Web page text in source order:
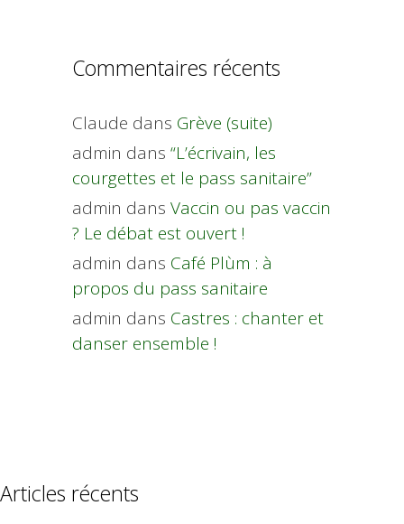
Commentaires récents
Claude dans Grève (suite)
admin dans “L’écrivain, les
courgettes et le pass sanitaire”
admin dans Vaccin ou pas vaccin
? Le débat est ouvert !
admin dans Café Plùm : à
propos du pass sanitaire
admin dans Castres : chanter et
danser ensemble !
Articles récents